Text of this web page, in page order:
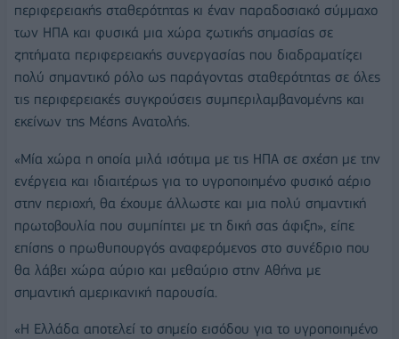
περιφερειακής σταθερότητας κι έναν παραδοσιακό σύμμαχο
των ΗΠΑ και φυσικά μια χώρα ζωτικής σημασίας σε
ζητήματα περιφερειακής συνεργασίας που διαδραματίζει
πολύ σημαντικό ρόλο ως παράγοντας σταθερότητας σε όλες
τις περιφερειακές συγκρούσεις συμπεριλαμβανομένης και
εκείνων της Μέσης Ανατολής.
«Μία χώρα η οποία μιλά ισότιμα με τις ΗΠΑ σε σχέση με την
ενέργεια και ιδιαιτέρως για το υγροποιημένο φυσικό αέριο
στην περιοχή, θα έχουμε άλλωστε και μια πολύ σημαντική
πρωτοβουλία που συμπίπτει με τη δική σας άφιξη», είπε
επίσης ο πρωθυπουργός αναφερόμενος στο συνέδριο που
θα λάβει χώρα αύριο και μεθαύριο στην Αθήνα με
σημαντική αμερικανική παρουσία.
«Η Ελλάδα αποτελεί το σημείο εισόδου για το υγροποιημένο